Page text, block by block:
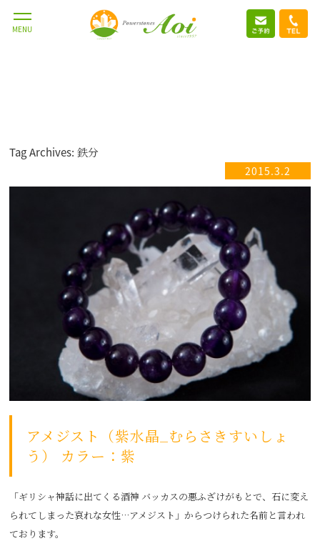
MENU
Tag Archives: 鉄分
2015.3.2
アメジスト（紫水晶_むらさきすいしょ
う） カラー：紫
「ギリシャ神話に出てくる酒神 バッカスの悪ふざけがもとで、石に変え
られてしまった哀れな女性…アメジスト」からつけられた名前と言われ
ております。